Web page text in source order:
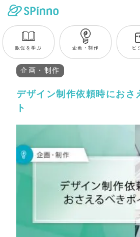
販促を学ぶ 企画・制作 ビ
企画・制作
デザイン制作依頼時におさ
ト